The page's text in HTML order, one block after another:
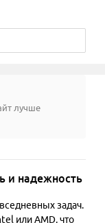
лучше
и надежность
задач.
или AMD, что